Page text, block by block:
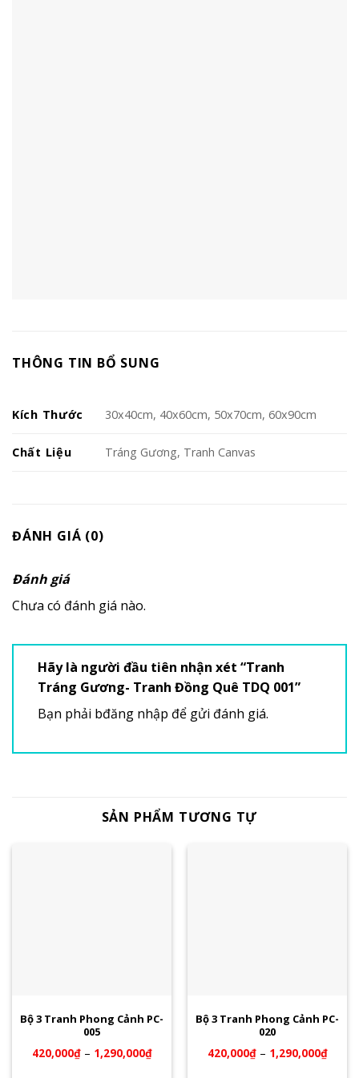
THÔNG TIN BỔ SUNG
Kích Thước 30x40cm, 40x60cm, 50x70cm, 60x90cm
Chất Liệu Tráng Gương, Tranh Canvas
ĐÁNH GIÁ (0)
Đánh giá
Chưa có đánh giá nào.
Hãy là người đầu tiên nhận xét “Tranh
Tráng Gương- Tranh Đồng Quê TDQ 001”
Bạn phải bđăng nhập để gửi đánh giá.
SẢN PHẨM TƯƠNG TỰ
Bộ 3 Tranh Phong Cảnh PC-
005
420,000₫– 1,290,000₫
Bộ 3 Tranh Phong Cảnh PC-
020
420,000₫– 1,290,000₫